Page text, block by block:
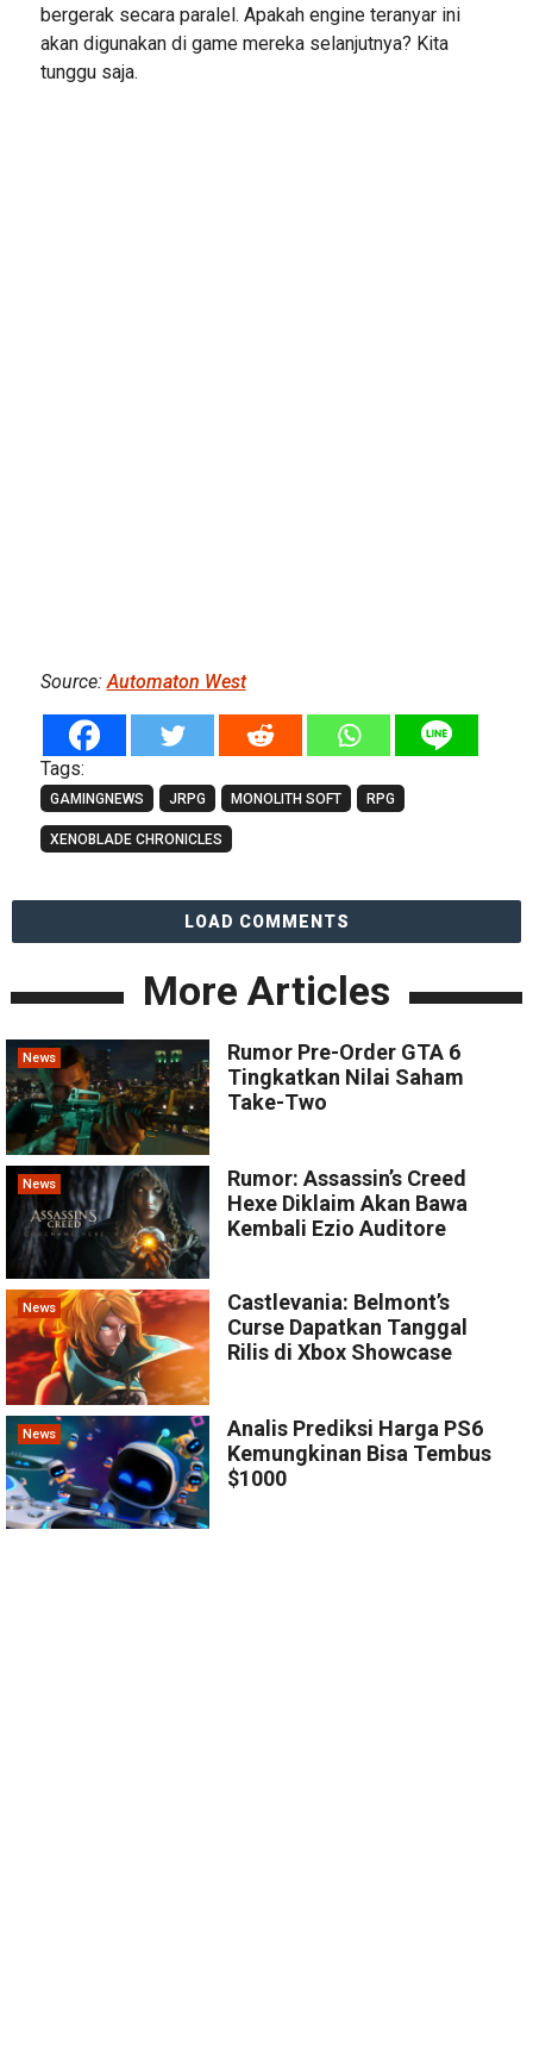
bergerak secara paralel. Apakah engine teranyar ini
akan digunakan di game mereka selanjutnya? Kita
tunggu saja.
Source:Automaton West
Tags:
GAMINGNEWS JRPG MONOLITH SOFT RPG
XENOBLADE CHRONICLES
LOAD COMMENTS
More Articles
News
Rumor Pre-Order GTA 6
Tingkatkan Nilai Saham
Take-Two
News
Rumor: Assassin’s Creed
Hexe Diklaim Akan Bawa
Kembali Ezio Auditore
News
Castlevania: Belmont’s
Curse Dapatkan Tanggal
Rilis di Xbox Showcase
News
Analis Prediksi Harga PS6
Kemungkinan Bisa Tembus
$1000